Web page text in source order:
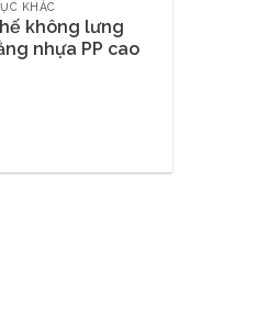
KHÁC
không lưng
nhựa PP cao